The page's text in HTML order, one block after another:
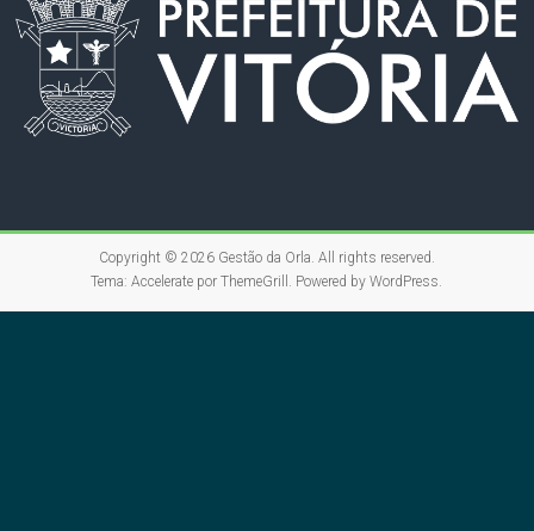
Copyright © 2026 Gestão da Orla. All rights reserved.
Tema:Accelerate por ThemeGrill. Powered byWordPress.